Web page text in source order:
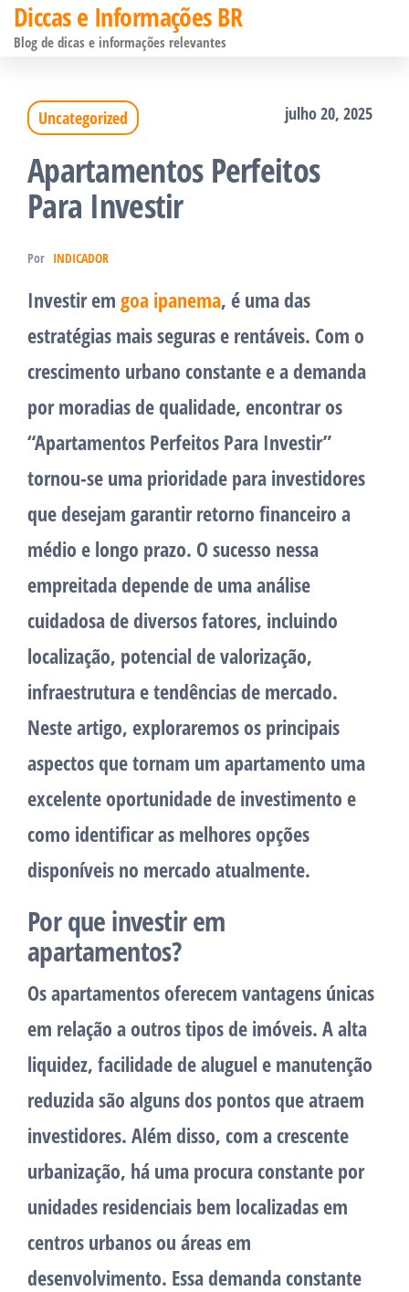
Pular
para
conteúdo
Diccas e Informações BR
Blog de dicas e informações relevantes
Uncategorized julho 20, 2025
Apartamentos Perfeitos
Para Investir
Por INDICADOR
Investir em goa ipanema, é uma das
estratégias mais seguras e rentáveis. Com o
crescimento urbano constante e a demanda
por moradias de qualidade, encontrar os
“Apartamentos Perfeitos Para Investir”
tornou-se uma prioridade para investidores
que desejam garantir retorno financeiro a
médio e longo prazo. O sucesso nessa
empreitada depende de uma análise
cuidadosa de diversos fatores, incluindo
localização, potencial de valorização,
infraestrutura e tendências de mercado.
Neste artigo, exploraremos os principais
aspectos que tornam um apartamento uma
excelente oportunidade de investimento e
como identificar as melhores opções
disponíveis no mercado atualmente.
Por que investir em
apartamentos?
Os apartamentos oferecem vantagens únicas
em relação a outros tipos de imóveis. A alta
liquidez, facilidade de aluguel e manutenção
reduzida são alguns dos pontos que atraem
investidores. Além disso, com a crescente
urbanização, há uma procura constante por
unidades residenciais bem localizadas em
centros urbanos ou áreas em
desenvolvimento. Essa demanda constante